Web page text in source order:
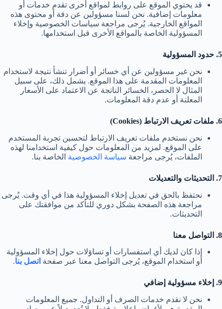
قد يحتوي الموقع على روابط لمواقع أخرى تقدم خدمات أو
معلومات إضافية. نحن لسنا مسؤولين عن دقة أو محتوى هذه
المواقع الخارجية. يُرجى مراجعة سياسات الخصوصية وإخلاء
المسؤولية الخاصة بالمواقع الأخرى قبل استخدامها.
5. حدود المسؤولية
نحن غير مسؤولين عن أي خسائر أو أضرار تنشأ نتيجة لاستخدام
المعلومات المقدمة على هذا الموقع. يشمل ذلك، على سبيل
المثال لا الحصر، الخسائر الناتجة عن الاعتماد على الأسعار
المعلنة أو عدم دقة المعلومات.
6. ملفات تعريف الارتباط (Cookies)
نحن نستخدم ملفات تعريف الارتباط لتحسين تجربة المستخدم
على الموقع. لمزيد من المعلومات حول كيفية استخدامنا لهذه
الملفات، يُرجى مراجعة سياسة الخصوصية الخاصة بنا.
7. التحديثات والتعديلات
نحتفظ بالحق في تعديل إخلاء المسؤولية هذا في أي وقت. يُرجى
مراجعة هذه الصفحة بشكل دوري للتأكد من موافقتك على
التحديثات.
8. التواصل معنا
إذا كان لديك أي استفسارات أو تساؤلات حول إخلاء المسؤولية
أو استخدام الموقع، يُرجى التواصل معنا عبر صفحة اتصل بنا.
9. إخلاء مسؤولية إضافي
نحن لا نقدم خدمات الصرف أو التداول. جميع المعلومات